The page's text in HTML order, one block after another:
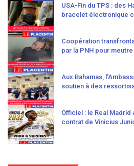
USA-Fin du TPS : des
bracelet électronique
Coopération
par la PNH pour meutre
Aux Bahamas,
soutien à des
Officiel : le Real
contrat de Vinicius